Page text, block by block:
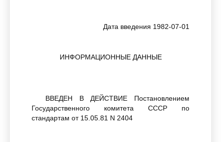
Дата введения 1982-07-01
ИНФОРМАЦИОННЫЕ ДАННЫЕ
ВВЕДЕН В ДЕЙСТВИЕ Постановлением
Государственного комитета СССР по
стандартам от 15.05.81 N 2404